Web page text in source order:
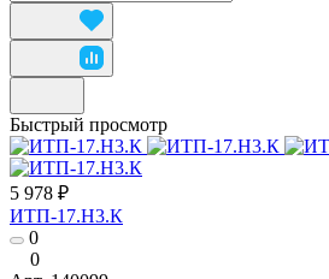
Быстрый просмотр
5 978 ₽
ИТП-17.Н3.К
0
0